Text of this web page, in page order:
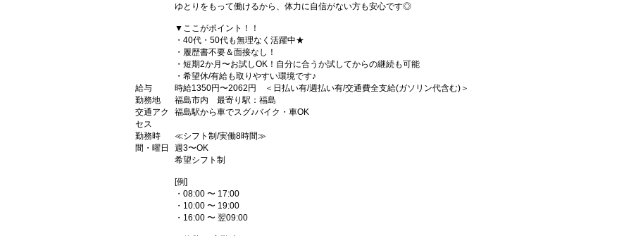
ゆとりをもって働けるから、体力に自信がない方も安心です◎
▼ここがポイント！！
・40代・50代も無理なく活躍中★
・履歴書不要＆面接なし！
・短期2か月〜お試しOK！自分に合うか試してからの継続も可能
・希望休/有給も取りやすい環境です♪
給与
時給1350円〜2062円 ＜日払い有/週払い有/交通費全支給(ガソリン代含む)＞
勤務地
福島市内 最寄り駅：福島
交通アク
セス
福島駅から車でスグ♪バイク・車OK
勤務時
間・曜日
≪シフト制/実働8時間≫
週3〜OK
希望シフト制
[例]
・08:00 〜 17:00
・10:00 〜 19:00
・16:00 〜 翌09:00